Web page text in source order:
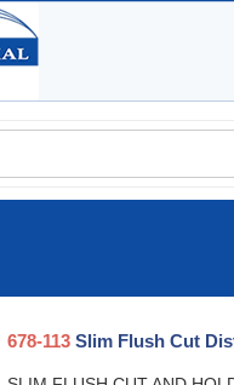
678-113 Slim Flush Cut